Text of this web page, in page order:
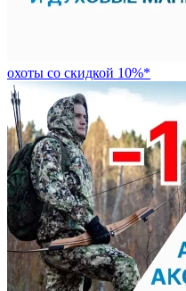
охоты со скидкой 10%*